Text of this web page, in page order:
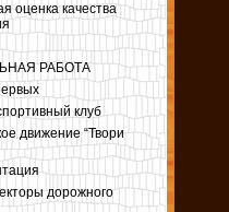
оценка качества
РАБОТА
клуб
движение “Твори
дорожного